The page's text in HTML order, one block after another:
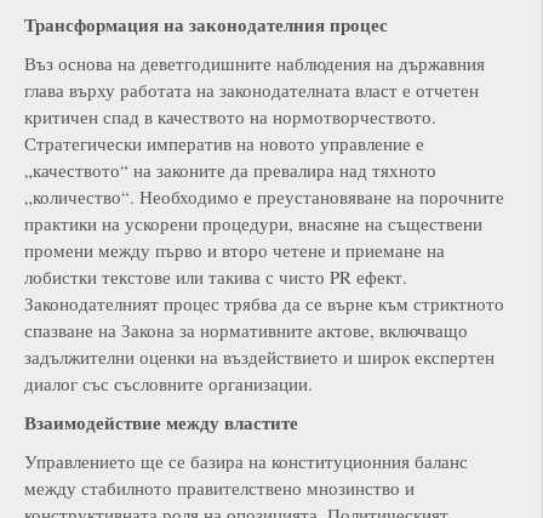
Трансформация на законодателния процес
Въз основа на деветгодишните наблюдения на държавния
глава върху работата на законодателната власт е отчетен
критичен спад в качеството на нормотворчеството.
Стратегически императив на новото управление е
„качеството“ на законите да превалира над тяхното
„количество“. Необходимо е преустановяване на порочните
практики на ускорени процедури, внасяне на съществени
промени между първо и второ четене и приемане на
лобистки текстове или такива с чисто PR ефект.
Законодателният процес трябва да се върне към стриктното
спазване на Закона за нормативните актове, включващо
задължителни оценки на въздействието и широк експертен
диалог със съсловните организации.
Взаимодействие между властите
Управлението ще се базира на конституционния баланс
между стабилното правителствено мнозинство и